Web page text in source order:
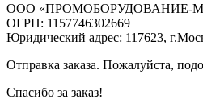
ООО «ПРОМОБОРУДОВАНИЕ-
ОГРН: 1157746302669
Юридический адрес: 117623,
Отправка заказа. Пожалуйста,
Спасибо за заказ!